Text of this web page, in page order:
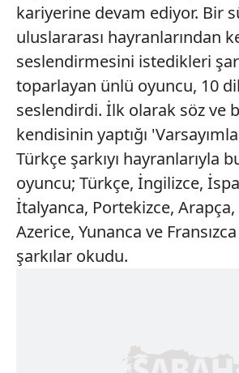
kariyerine devam ediyor. Bir
uluslararası hayranlarından
seslendirmesini istedikleri
toparlayan ünlü oyuncu, 10
seslendirdi. İlk olarak söz ve
kendisinin yaptığı
Türkçe şarkıyı hayranlarıyla
oyuncu; Türkçe, İngilizce,
İtalyanca, Portekizce, Arapça,
Azerice, Yunanca ve
şarkılar okudu.